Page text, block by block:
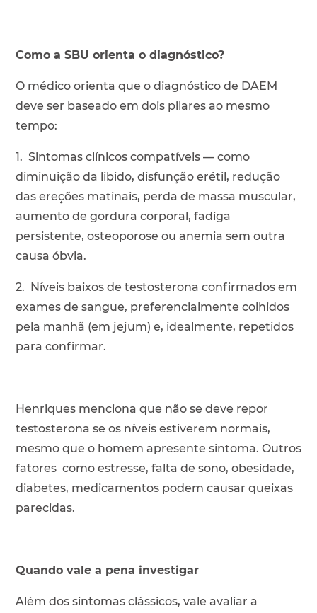
Como a SBU orienta o diagnóstico?
O médico orienta que o diagnóstico de DAEM
deve ser baseado em dois pilares ao mesmo
tempo:
1. Sintomas clínicos compatíveis — como
diminuição da libido, disfunção erétil, redução
das ereções matinais, perda de massa muscular,
aumento de gordura corporal, fadiga
persistente, osteoporose ou anemia sem outra
causa óbvia.
2. Níveis baixos de testosterona confirmados em
exames de sangue, preferencialmente colhidos
pela manhã (em jejum) e, idealmente, repetidos
para confirmar.
Henriques menciona que não se deve repor
testosterona se os níveis estiverem normais,
mesmo que o homem apresente sintoma. Outros
fatores como estresse, falta de sono, obesidade,
diabetes, medicamentos podem causar queixas
parecidas.
Quando vale a pena investigar
Além dos sintomas clássicos, vale avaliar a